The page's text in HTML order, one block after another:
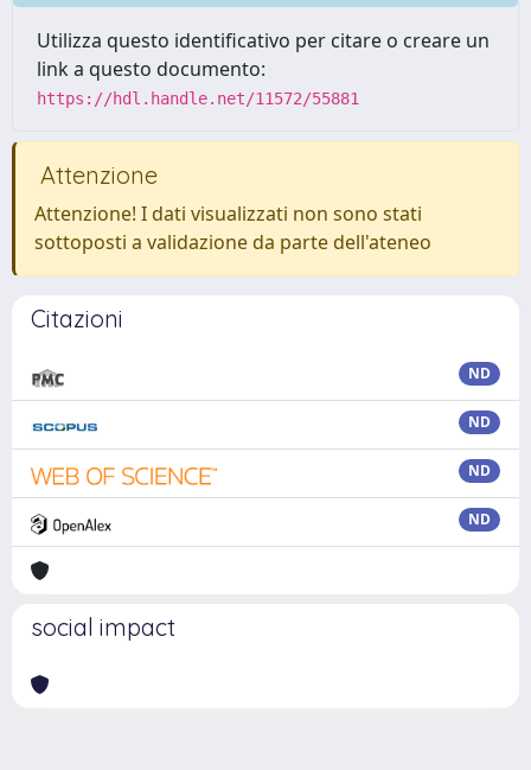
Utilizza questo identificativo per citare o creare un
link a questo documento:
https://hdl.handle.net/11572/55881
Attenzione
Attenzione! I dati visualizzati non sono stati
sottoposti a validazione da parte dell'ateneo
Citazioni
ND
ND
ND
ND
social impact